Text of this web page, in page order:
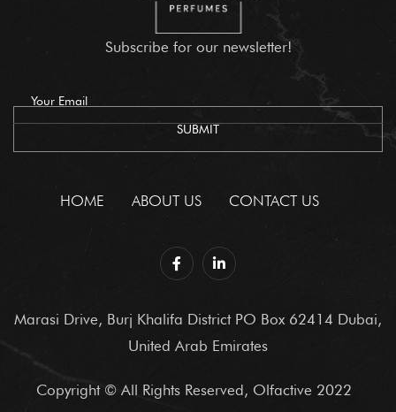
Subscribe for our newsletter!
HOME ABOUT US CONTACT US
Marasi Drive, Burj Khalifa District PO Box 62414 Dubai,
United Arab Emirates
Copyright © All Rights Reserved, Olfactive 2022